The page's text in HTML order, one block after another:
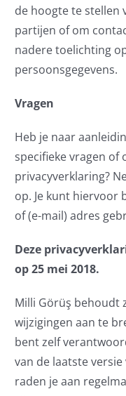
de hoogte te stellen
partijen of om
nadere toelichting
persoonsgegevens.
Vragen
Heb je naar
specifieke vragen of
privacyverklaring?
op. Je kunt
of (e-mail) adres
Deze
op 25 mei 2018.
Milli Görüş behoudt
wijzigingen aan te
bent zelf
van de laatste
raden je aan